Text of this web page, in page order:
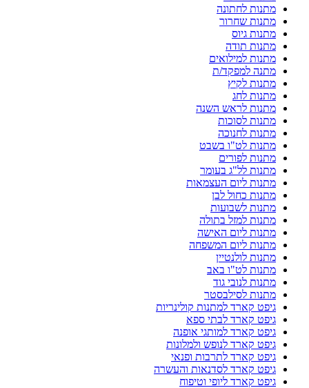
מתנות לחתונה
מתנות שחרור
מתנות גיוס
מתנות תודה
מתנות למילואים
מתנה למפקד/ת
מתנות לקיץ
מתנות לחג
מתנות לראש השנה
מתנות לסוכות
מתנות לחנוכה
מתנות לט"ו בשבט
מתנות לפורים
מתנות לל"ג בעומר
מתנות ליום העצמאות
מתנות כחול לבן
מתנות לשבועות
מתנות למזל בתולה
מתנות ליום האישה
מתנות ליום המשפחה
מתנות לולנטיין
מתנות לט"ו באב
מתנות לנובי גוד
מתנות לסילבסטר
גיפט קארד למתנות קולינריות
גיפט קארד לבתי ספא
גיפט קארד למותגי אופנה
גיפט קארד לנופש ולמלונות
גיפט קארד לתרבות ופנאי
גיפט קארד לסדנאות והעשרה
גיפט קארד ליופי וטיפוח